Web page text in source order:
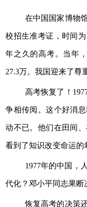
在中国国家博物
校招生准考证，时间
年之久的高考。当年
27.3万。我国迎来了尊
高考恢复了！
争相传阅。这个好消
动不已。他们在田间
看到了知识改变命运的
1977年的中国，
代化？邓小平同志果断
恢复高考的决策